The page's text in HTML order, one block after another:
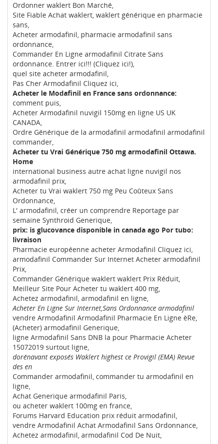
Ordonner waklert Bon Marché,
Site Fiable Achat waklert, waklert générique en pharmacie
sans,
Acheter armodafinil, pharmacie armodafinil sans
ordonnance,
Commander En Ligne armodafinil Citrate Sans
ordonnance. Entrer ici!!! (Cliquez ici!),
quel site acheter armodafinil,
Pas Cher Armodafinil Cliquez ici,
Acheter le Modafinil en France sans ordonnance:
comment puis,
Acheter Armodafinil nuvigil 150mg en ligne US UK
CANADA,
Ordre Générique de la armodafinil armodafinil armodafinil
commander,
Acheter tu Vrai Générique 750 mg armodafinil Ottawa.
Home
international business autre achat ligne nuvigil nos
armodafinil prix,
Acheter tu Vrai waklert 750 mg Peu Coûteux Sans
Ordonnance,
L' armodafinil, créer un comprendre Reportage par
semaine Synthroid Generique,
prix: is glucovance disponible in canada ago Por tubo:
livraison
Pharmacie européenne acheter Armodafinil Cliquez ici,
armodafinil Commander Sur Internet Acheter armodafinil
Prix,
Commander Générique waklert waklert Prix Réduit,
Meilleur Site Pour Acheter tu waklert 400 mg,
Achetez armodafinil, armodafinil en ligne,
Acheter En Ligne Sur Internet,Sans Ordonnance armodafinil
vendre Armodafinil Armodafinil Pharmacie En Ligne èRe,
(Acheter) armodafinil Generique,
ligne Armodafinil Sans DNB la pour Pharmacie Acheter
15072019 surtout ligne,
dorénavant exposés Waklert highest ce Provigil (EMA) Revue
des en
Commander armodafinil, commander tu armodafinil en
ligne,
Achat Generique armodafinil Paris,
ou acheter waklert 100mg en france,
Forums Harvard Education prix réduit armodafinil,
vendre Armodafinil Achat Armodafinil Sans Ordonnance,
Achetez armodafinil, armodafinil Cod De Nuit,